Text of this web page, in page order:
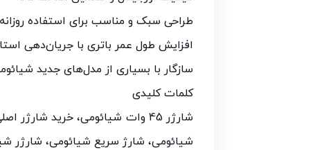
طراحی سبک و مناسب برای استفاده
افزایش طول عمر باتری با جریان‌دهی
سازگار با بسیاری از مدل‌های جدید
کلمات کلیدی
شیائومی، شارژ سریع شیائومی، شارژر